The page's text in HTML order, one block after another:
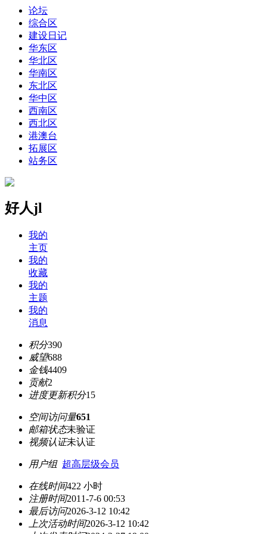
论坛
综合区
建设日记
华东区
华北区
华南区
东北区
华中区
西南区
西北区
港澳台
拓展区
站务区
好人jl
我的
主页
我的
收藏
我的
主题
我的
消息
积分390
威望688
金钱4409
贡献2
进度更新积分15
空间访问量651
邮箱状态未验证
视频认证未认证
用户组 超高层级会员
在线时间422 小时
注册时间2011-7-6 00:53
最后访问2026-3-12 10:42
上次活动时间2026-3-12 10:42